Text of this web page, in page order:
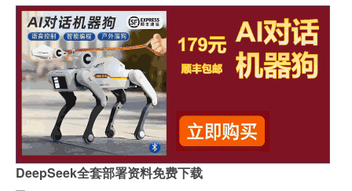
DeepSeek全套部署资料免费下载